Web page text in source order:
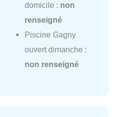
domicile : non
renseigné
Piscine Gagny
ouvert dimanche :
non renseigné